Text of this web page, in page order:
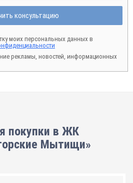
консультацию
моих персональных данных в
рекламы, новостей, информационных
покупки в ЖК
Мытищи»